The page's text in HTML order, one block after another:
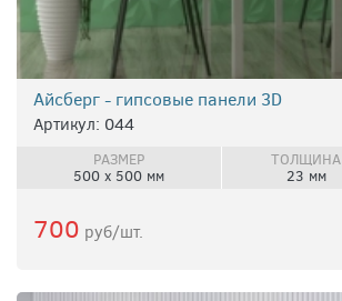
Айсберг - гипсовые панели 3D
Артикул: 044
РАЗМЕР
500 х 500 мм
ТОЛЩИНА
23 мм
700 руб/шт.